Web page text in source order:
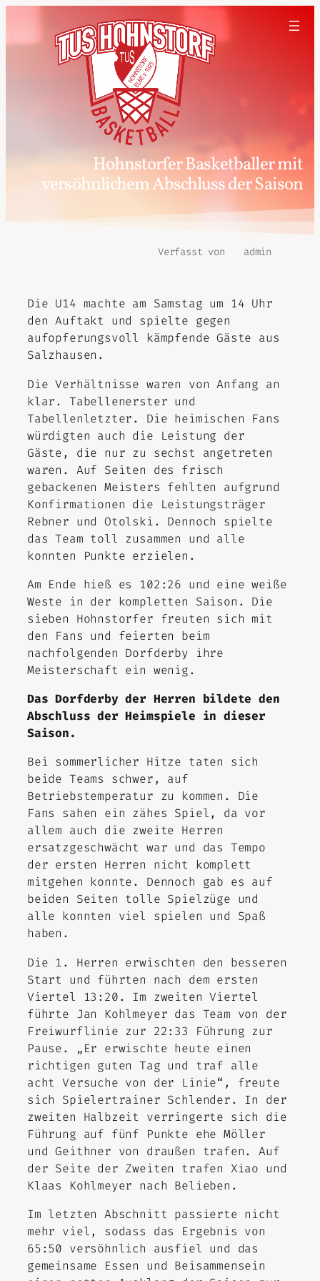
Hohnstorfer Basketballer mit
versöhnlichem Abschluss der Saison
Verfasst von admin
Die U14 machte am Samstag um 14 Uhr
den Auftakt und spielte gegen
aufopferungsvoll kämpfende Gäste aus
Salzhausen.
Die Verhältnisse waren von Anfang an
klar. Tabellenerster und
Tabellenletzter. Die heimischen Fans
würdigten auch die Leistung der
Gäste, die nur zu sechst angetreten
waren. Auf Seiten des frisch
gebackenen Meisters fehlten aufgrund
Konfirmationen die Leistungsträger
Rebner und Otolski. Dennoch spielte
das Team toll zusammen und alle
konnten Punkte erzielen.
Am Ende hieß es 102:26 und eine weiße
Weste in der kompletten Saison. Die
sieben Hohnstorfer freuten sich mit
den Fans und feierten beim
nachfolgenden Dorfderby ihre
Meisterschaft ein wenig.
Das Dorfderby der Herren bildete den
Abschluss der Heimspiele in dieser
Saison.
Bei sommerlicher Hitze taten sich
beide Teams schwer, auf
Betriebstemperatur zu kommen. Die
Fans sahen ein zähes Spiel, da vor
allem auch die zweite Herren
ersatzgeschwächt war und das Tempo
der ersten Herren nicht komplett
mitgehen konnte. Dennoch gab es auf
beiden Seiten tolle Spielzüge und
alle konnten viel spielen und Spaß
haben.
Die 1. Herren erwischten den besseren
Start und führten nach dem ersten
Viertel 13:20. Im zweiten Viertel
führte Jan Kohlmeyer das Team von der
Freiwurflinie zur 22:33 Führung zur
Pause. „Er erwischte heute einen
richtigen guten Tag und traf alle
acht Versuche von der Linie“, freute
sich Spielertrainer Schlender. In der
zweiten Halbzeit verringerte sich die
Führung auf fünf Punkte ehe Möller
und Geithner von draußen trafen. Auf
der Seite der Zweiten trafen Xiao und
Klaas Kohlmeyer nach Belieben.
Im letzten Abschnitt passierte nicht
mehr viel, sodass das Ergebnis von
65:50 versöhnlich ausfiel und das
gemeinsame Essen und Beisammensein